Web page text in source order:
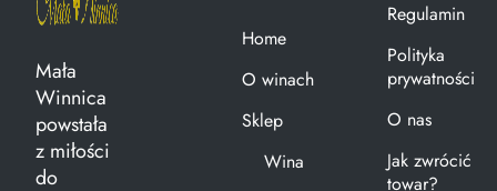
Mała
Winnica
powstała
z miłości
do
Home
O winach
Sklep
Wina
Regulamin
Polityka
prywatności
O nas
Jak zwrócić
towar?